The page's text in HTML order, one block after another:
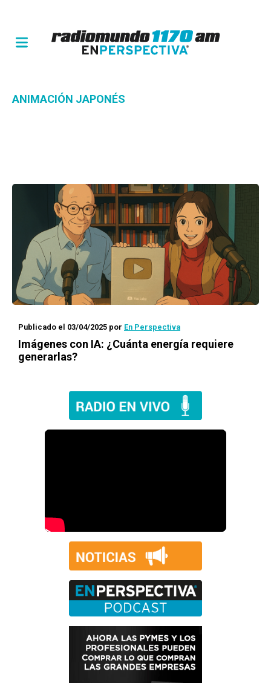
ANIMACIÓN JAPONÉS
Publicado el 03/04/2025 por En Perspectiva
Imágenes con IA: ¿Cuánta energía requiere
generarlas?